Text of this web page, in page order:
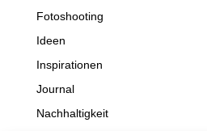
Fotoshooting
Ideen
Inspirationen
Journal
Nachhaltigkeit